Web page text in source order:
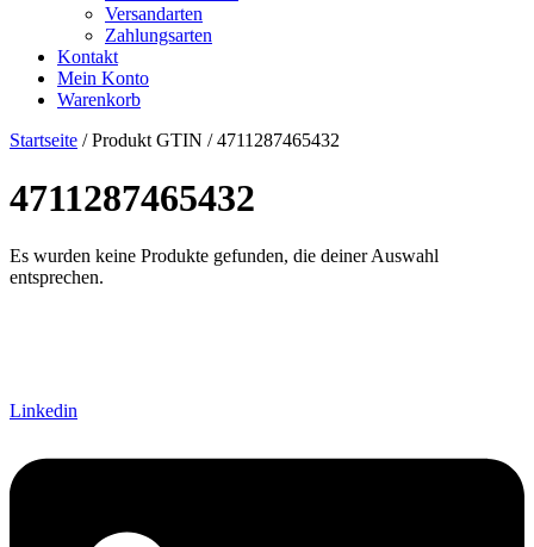
Versandarten
Zahlungsarten
Kontakt
Mein Konto
Warenkorb
Startseite / Produkt GTIN / 4711287465432
4711287465432
Es wurden keine Produkte gefunden, die deiner Auswahl
entsprechen.
Linkedin